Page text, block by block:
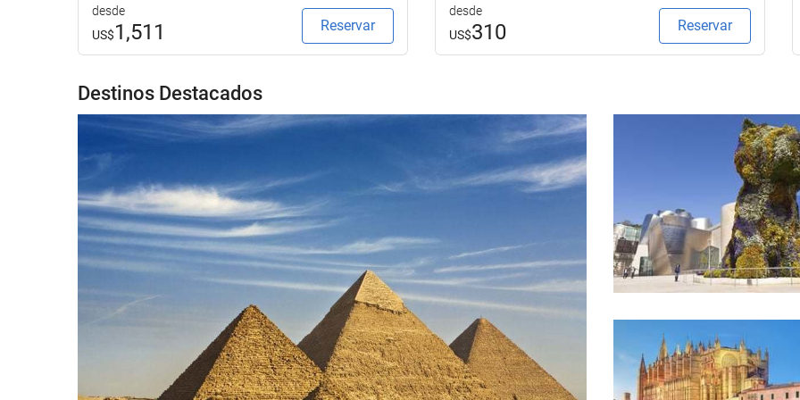
desde
US$1,511 Reservar
desde
US$310 Reservar
Destinos Destacados